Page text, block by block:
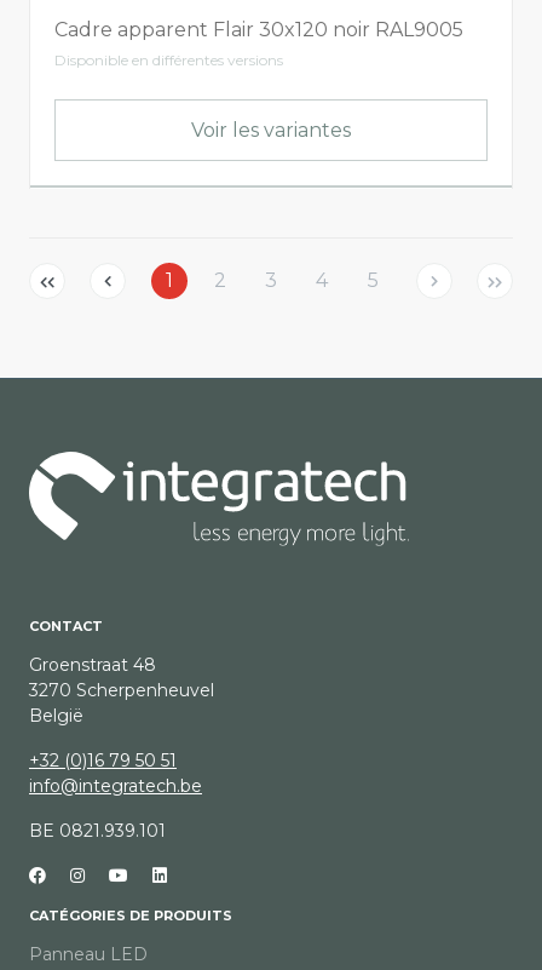
Cadre apparent Flair 30x120 noir RAL9005
Disponible en différentes versions
Voir les variantes
1 2 3 4 5
CONTACT
Groenstraat 48
3270 Scherpenheuvel
België
+32 (0)16 79 50 51
info@integratech.be
BE 0821.939.101
CATÉGORIES DE PRODUITS
Panneau LED